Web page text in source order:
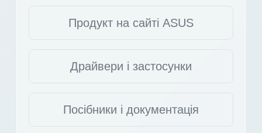
Продукт на сайті ASUS
Драйвери і застосунки
Посібники і документація